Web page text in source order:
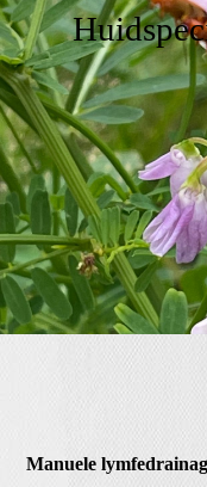
Manuele